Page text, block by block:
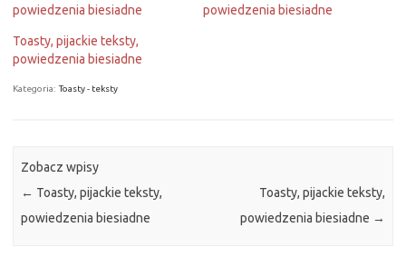
powiedzenia biesiadne
powiedzenia biesiadne
Toasty, pijackie teksty,
powiedzenia biesiadne
Kategoria: Toasty - teksty
Zobacz wpisy
← Toasty, pijackie teksty,
powiedzenia biesiadne
Toasty, pijackie teksty,
powiedzenia biesiadne →